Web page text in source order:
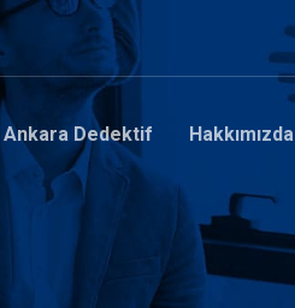
Ankara Dedektif Hakkımızda